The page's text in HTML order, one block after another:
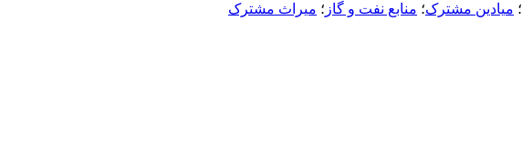
؛ میادین مشترک؛ منابع نفت و گاز ؛ میراث مشترک